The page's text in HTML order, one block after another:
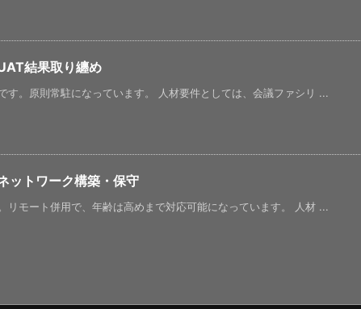
結果取り纏め
す。原則常駐になっています。 人材要件としては、会議ファシリ ...
ットワーク構築・保守
リモート併用で、年齢は高めまで対応可能になっています。 人材 ...